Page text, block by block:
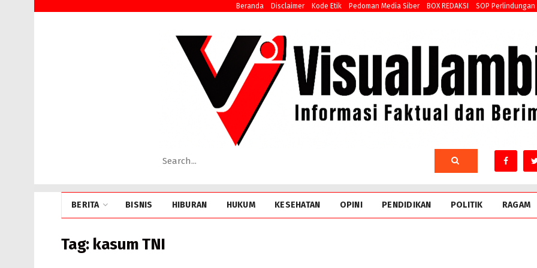
Beranda Disclaimer Kode Etik Pedoman Media Siber BOX REDAKSI SOP
BERITA BISNIS HIBURAN HUKUM KESEHATAN OPINI PENDIDIKAN POLITIK RAGAM
Tag: kasum TNI